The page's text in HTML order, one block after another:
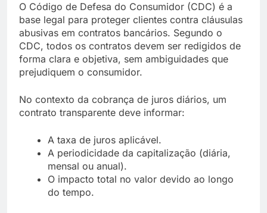
O Código de Defesa do Consumidor (CDC) é a
base legal para proteger clientes contra cláusulas
abusivas em contratos bancários. Segundo o
CDC, todos os contratos devem ser redigidos de
forma clara e objetiva, sem ambiguidades que
prejudiquem o consumidor.
No contexto da cobrança de juros diários, um
contrato transparente deve informar:
A taxa de juros aplicável.
A periodicidade da capitalização (diária,
mensal ou anual).
O impacto total no valor devido ao longo
do tempo.